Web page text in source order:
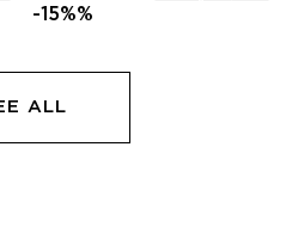
ЦЕНА
-15%%
ALL